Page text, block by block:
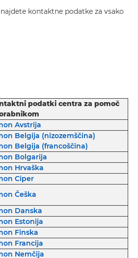
kontaktne podatke za vsako
podatki centra za pomoč
Avstrija
Belgija (nizozemščina)
Belgija (francoščina)
Bolgarija
Hrvaška
Ciper
Češka
Danska
Estonija
Finska
Francija
Nemčija